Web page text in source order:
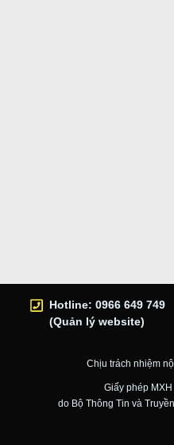
Hotline: 0966 649 749
(Quản lý website)
Chịu trách nhiệm
Giấy phép
do Bộ Thông Tin và